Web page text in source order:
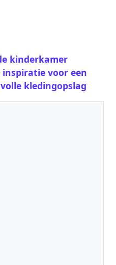
kinderkamer
voor een
kledingopslag